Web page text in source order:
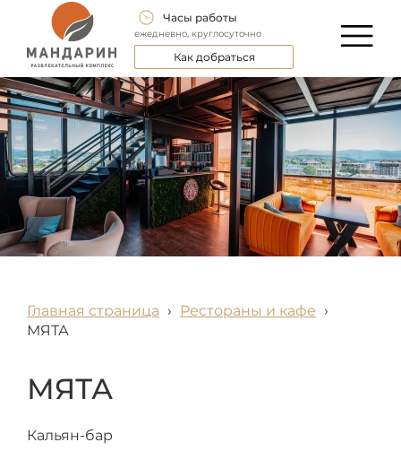
Часы работы
ежедневно, круглосуточно
Как добраться
Главная страница › Рестораны и кафе ›
МЯТА
МЯТА
Кальян-бар